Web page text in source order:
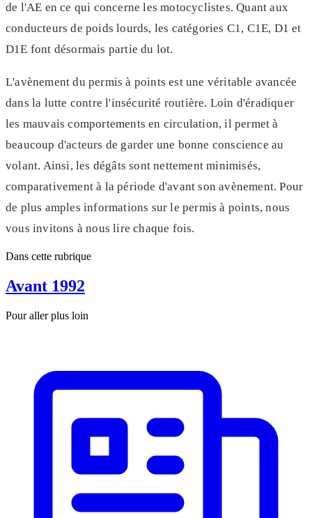
de l'AE en ce qui concerne les motocyclistes. Quant aux
conducteurs de poids lourds, les catégories C1, C1E, D1 et
D1E font désormais partie du lot.
L'avènement du permis à points est une véritable avancée
dans la lutte contre l'insécurité routière. Loin d'éradiquer
les mauvais comportements en circulation, il permet à
beaucoup d'acteurs de garder une bonne conscience au
volant. Ainsi, les dégâts sont nettement minimisés,
comparativement à la période d'avant son avènement. Pour
de plus amples informations sur le permis à points, nous
vous invitons à nous lire chaque fois.
Dans cette rubrique
Avant 1992
Pour aller plus loin